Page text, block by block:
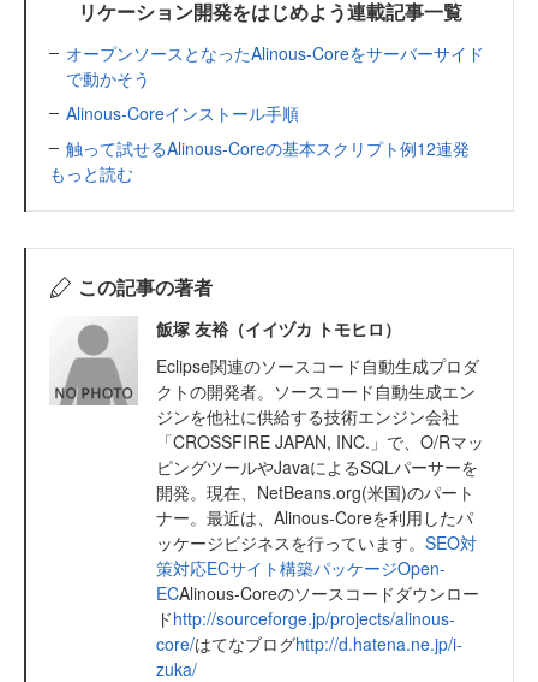
リケーション開発をはじめよう連載記事一覧
オープンソースとなったAlinous-Coreをサーバーサイド
で動かそう
Alinous-Coreインストール手順
触って試せるAlinous-Coreの基本スクリプト例12連発
もっと読む
この記事の著者
飯塚 友裕（イイヅカ トモヒロ）
Eclipse関連のソースコード自動生成プロダ
クトの開発者。ソースコード自動生成エン
ジンを他社に供給する技術エンジン会社
「CROSSFIRE JAPAN, INC.」で、O/Rマッ
ピングツールやJavaによるSQLパーサーを
開発。現在、NetBeans.org(米国)のパート
ナー。最近は、Alinous-Coreを利用したパ
ッケージビジネスを行っています。 SEO対
策対応ECサイト構築パッケージOpen-
ECAlinous-Coreのソースコードダウンロー
ドhttp://sourceforge.jp/projects/alinous-
core/はてなブログhttp://d.hatena.ne.jp/i-
zuka/